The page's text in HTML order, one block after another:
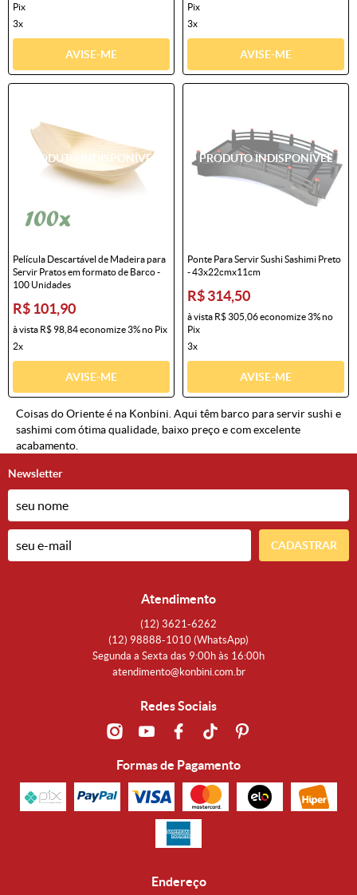
Pix
3x
AVISE-ME
Pix
3x
AVISE-ME
Película Descartável de Madeira para
Servir Pratos em formato de Barco -
100 Unidades
R$ 101,90
à vista R$ 98,84economize3%no Pix
2x
AVISE-ME
Ponte Para Servir Sushi Sashimi Preto
- 43x22cmx11cm
R$ 314,50
à vista R$ 305,06economize3%no
Pix
3x
AVISE-ME
Coisas do Oriente é na Konbini. Aqui têm barco para servir sushi e
sashimi com ótima qualidade, baixo preço e com excelente
acabamento.
Newsletter
CADASTRAR
Atendimento
(12) 3621-6262
(12) 98888-1010 (WhatsApp)
Segunda a Sexta das 9:00h às 16:00h
atendimento@konbini.com.br
Redes Sociais
Formas de Pagamento
Endereço